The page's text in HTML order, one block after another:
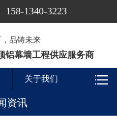
158-1340-3223
，品铸未来
铝幕墙工程供应服务商
关于我们
资讯